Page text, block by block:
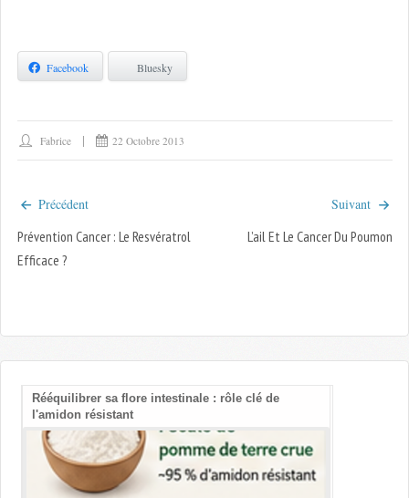
Facebook Bluesky
Fabrice 22 Octobre 2013
Précédent
Prévention Cancer : Le Resvératrol
Efficace ?
Suivant
L’ail Et Le Cancer Du Poumon
Rééquilibrer sa flore intestinale : rôle clé de
l'amidon résistant